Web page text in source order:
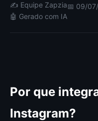
✍️ Equipe Zapzia📅 09/
🤖 Gerado com IA
Por que
Instagram?